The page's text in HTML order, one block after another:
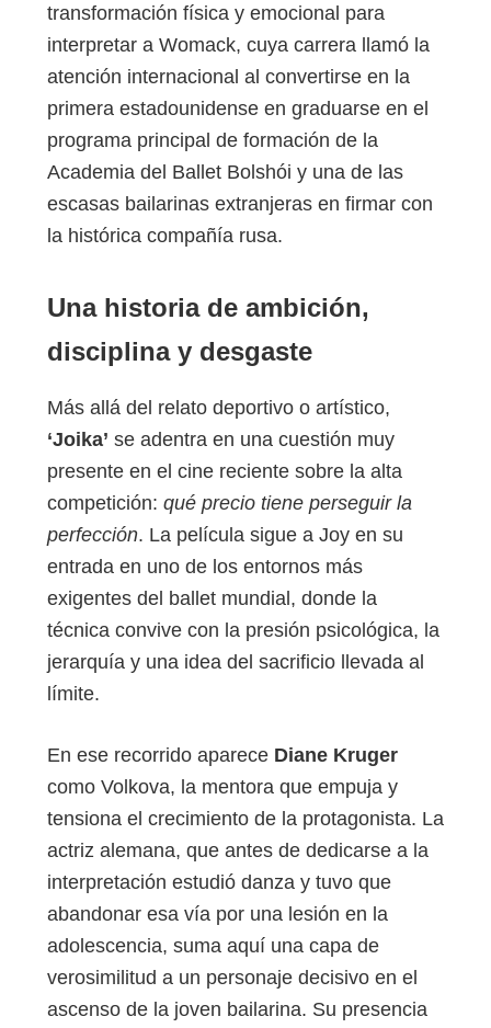
transformación física y emocional para
interpretar a Womack, cuya carrera llamó la
atención internacional al convertirse en la
primera estadounidense en graduarse en el
programa principal de formación de la
Academia del Ballet Bolshói y una de las
escasas bailarinas extranjeras en firmar con
la histórica compañía rusa.
Una historia de ambición,
disciplina y desgaste
Más allá del relato deportivo o artístico,
‘Joika’ se adentra en una cuestión muy
presente en el cine reciente sobre la alta
competición: qué precio tiene perseguir la
perfección. La película sigue a Joy en su
entrada en uno de los entornos más
exigentes del ballet mundial, donde la
técnica convive con la presión psicológica, la
jerarquía y una idea del sacrificio llevada al
límite.
En ese recorrido aparece Diane Kruger
como Volkova, la mentora que empuja y
tensiona el crecimiento de la protagonista. La
actriz alemana, que antes de dedicarse a la
interpretación estudió danza y tuvo que
abandonar esa vía por una lesión en la
adolescencia, suma aquí una capa de
verosimilitud a un personaje decisivo en el
ascenso de la joven bailarina. Su presencia